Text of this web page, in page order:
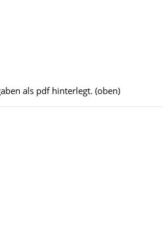
als pdf hinterlegt. (oben)